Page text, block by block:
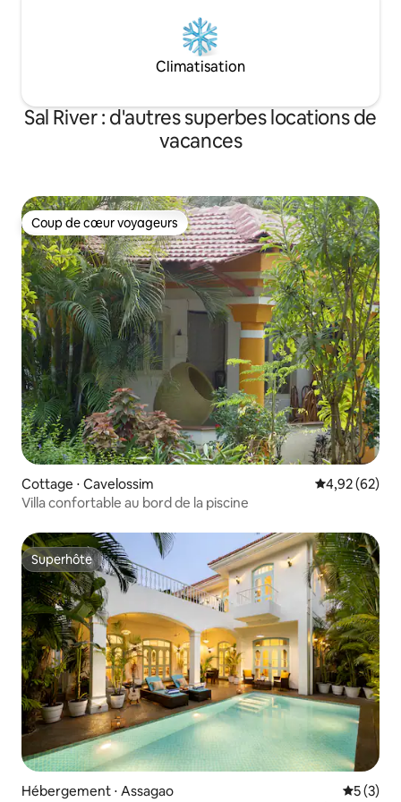
Climatisation
Sal River : d'autres superbes locations de
vacances
Coup de cœur voyageurs
Coup de cœur voyageurs
Cottage ⋅ Cavelossim Évaluation
4,92 (62)
Villa confortable au bord de la piscine
Superhôte
Superhôte
Hébergement ⋅ Assagao
5 (3)